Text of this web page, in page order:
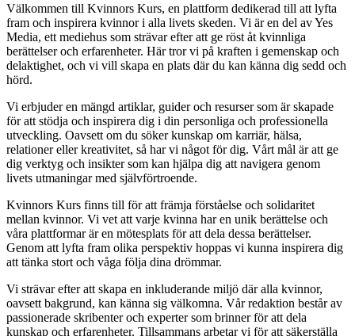
Välkommen till Kvinnors Kurs, en plattform dedikerad till att lyfta
fram och inspirera kvinnor i alla livets skeden. Vi är en del av Yes
Media, ett mediehus som strävar efter att ge röst åt kvinnliga
berättelser och erfarenheter. Här tror vi på kraften i gemenskap och
delaktighet, och vi vill skapa en plats där du kan känna dig sedd och
hörd.
Vi erbjuder en mängd artiklar, guider och resurser som är skapade
för att stödja och inspirera dig i din personliga och professionella
utveckling. Oavsett om du söker kunskap om karriär, hälsa,
relationer eller kreativitet, så har vi något för dig. Vårt mål är att ge
dig verktyg och insikter som kan hjälpa dig att navigera genom
livets utmaningar med självförtroende.
Kvinnors Kurs finns till för att främja förståelse och solidaritet
mellan kvinnor. Vi vet att varje kvinna har en unik berättelse och
våra plattformar är en mötesplats för att dela dessa berättelser.
Genom att lyfta fram olika perspektiv hoppas vi kunna inspirera dig
att tänka stort och våga följa dina drömmar.
Vi strävar efter att skapa en inkluderande miljö där alla kvinnor,
oavsett bakgrund, kan känna sig välkomna. Vår redaktion består av
passionerade skribenter och experter som brinner för att dela
kunskap och erfarenheter. Tillsammans arbetar vi för att säkerställa